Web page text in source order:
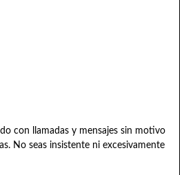
con llamadas y mensajes sin motivo
No seas insistente ni excesivamente